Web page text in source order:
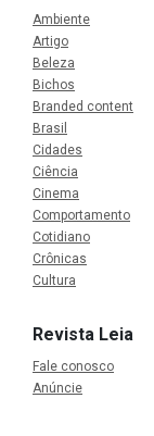
Ambiente
Artigo
Beleza
Bichos
Branded content
Brasil
Cidades
Ciência
Cinema
Comportamento
Cotidiano
Crônicas
Cultura
Revista Leia
Fale conosco
Anúncie